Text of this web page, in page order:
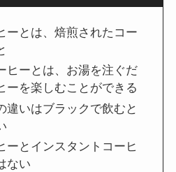
ーとは、焙煎されたコー
ヒーとは、お湯を注ぐだ
ーを楽しむことができる
違いはブラックで飲むと
ーとインスタントコーヒ
ない